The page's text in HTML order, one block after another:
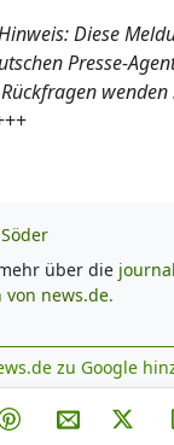
Diese
Presse-
wenden
über die
von news.de.
zu Google
Teilen aufTeilen
Teilen aufPer E-Mail